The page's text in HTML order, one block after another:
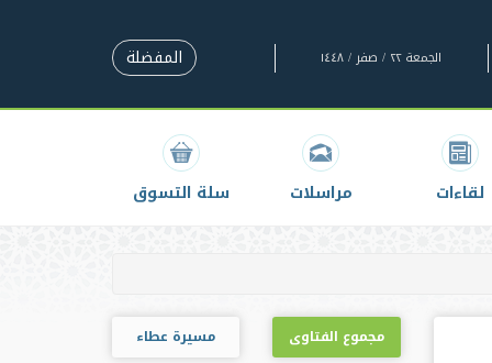
الجمعة ٢٢ / صفر / ١٤٤٨ المفضلة
لقاءات مراسلات سلة التسوق
مجموع الفتاوى مسيرة عطاء